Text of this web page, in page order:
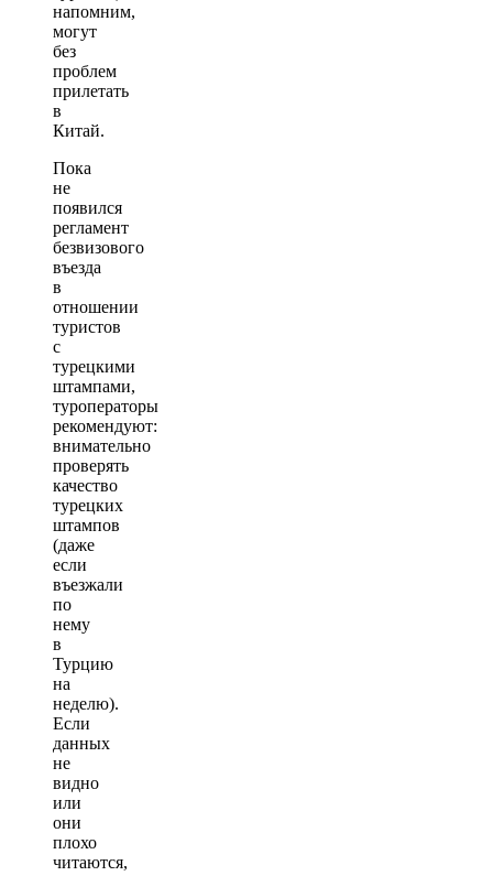
напомним,
могут
без
проблем
прилетать
в
Китай.
Пока
не
появился
регламент
безвизового
въезда
в
отношении
туристов
с
турецкими
штампами,
туроператоры
рекомендуют:
внимательно
проверять
качество
турецких
штампов
(даже
если
въезжали
по
нему
в
Турцию
на
неделю).
Если
данных
не
видно
или
они
плохо
читаются,